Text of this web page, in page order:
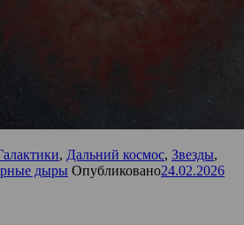
, Дальний космос, Звезды,
дыры Опубликовано24.02.2026